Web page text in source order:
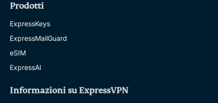
Prodotti
ExpressKeys
ExpressMailGuard
eSIM
ExpressAI
Informazioni su ExpressVPN